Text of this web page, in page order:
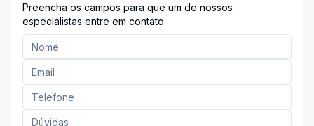
Preencha os campos para que um de nossos
especialistas entre em contato